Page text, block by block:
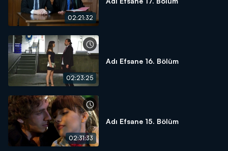
02:21:32
02:23:25
Adı Efsane 16. Bölüm
02:31:33
Adı Efsane 15. Bölüm